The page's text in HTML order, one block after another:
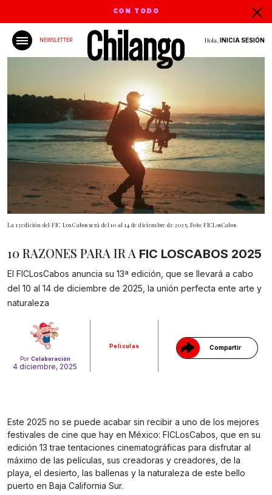
CON TODO
NEWSLETTER Hola, INICIA SESIÓN
La 13 edición del FIC Los Cabos será del 10 al 14 de diciembre de 2025. Foto: FICLosCabos
Por Colaboración
4 diciembre, 2025
Películas Compartir
Gracias!
10 RAZONES PARA IR A FIC LOSCABOS 2025
El FICLosCabos anuncia su 13ª edición, que se llevará a cabo
del 10 al 14 de diciembre de 2025, la unión perfecta ente arte y
naturaleza
Este 2025 no se puede acabar sin recibir a uno de los mejores
festivales de cine que hay en México: FICLosCabos, que en su
edición 13 trae tentaciones cinematográficas para disfrutar al
máximo de las películas, sus creadoras y creadores, de la
playa, el desierto, las ballenas y la naturaleza de este bello
puerto en Baja California Sur.